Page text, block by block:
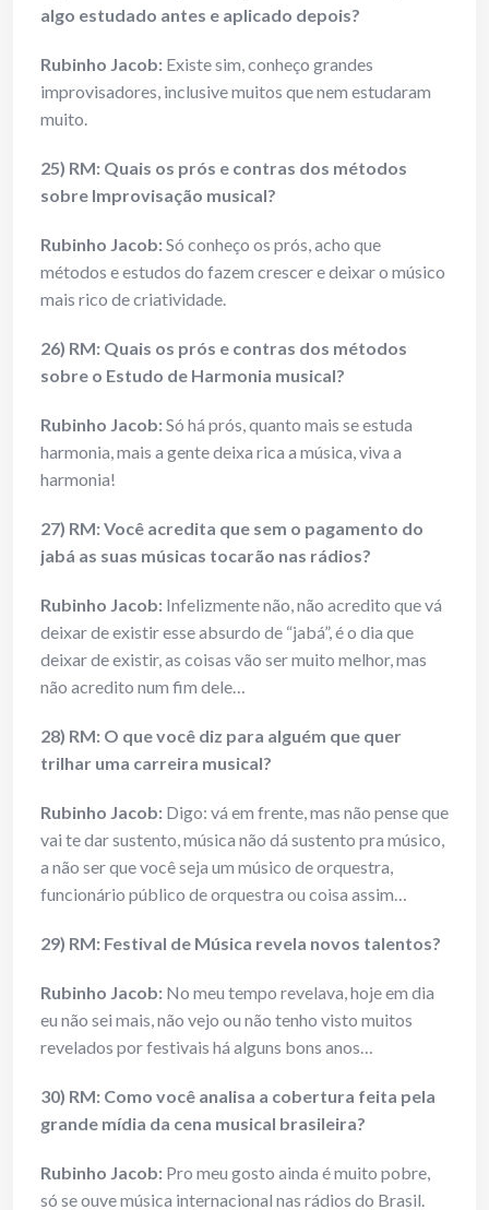
algo estudado antes e aplicado depois?
Rubinho Jacob: Existe sim, conheço grandes
improvisadores, inclusive muitos que nem estudaram
muito.
25) RM: Quais os prós e contras dos métodos
sobre Improvisação musical?
Rubinho Jacob:Só conheço os prós, acho que
métodos e estudos do fazem crescer e deixar o músico
mais rico de criatividade.
26) RM: Quais os prós e contras dos métodos
sobre o Estudo de Harmonia musical?
Rubinho Jacob:Só há prós, quanto mais se estuda
harmonia, mais a gente deixa rica a música, viva a
harmonia!
27) RM: Você acredita que sem o pagamento do
jabá as suas músicas tocarão nas rádios?
Rubinho Jacob: Infelizmente não, não acredito que vá
deixar de existir esse absurdo de “jabá”, é o dia que
deixar de existir, as coisas vão ser muito melhor, mas
não acredito num fim dele…
28) RM: O que você diz para alguém que quer
trilhar uma carreira musical?
Rubinho Jacob: Digo: vá em frente, mas não pense que
vai te dar sustento, música não dá sustento pra músico,
a não ser que você seja um músico de orquestra,
funcionário público de orquestra ou coisa assim…
29) RM: Festival de Música revela novos talentos?
Rubinho Jacob: No meu tempo revelava, hoje em dia
eu não sei mais, não vejo ou não tenho visto muitos
revelados por festivais há alguns bons anos…
30) RM: Como você analisa a cobertura feita pela
grande mídia da cena musical brasileira?
Rubinho Jacob: Pro meu gosto ainda é muito pobre,
só se ouve música internacional nas rádios do Brasil.